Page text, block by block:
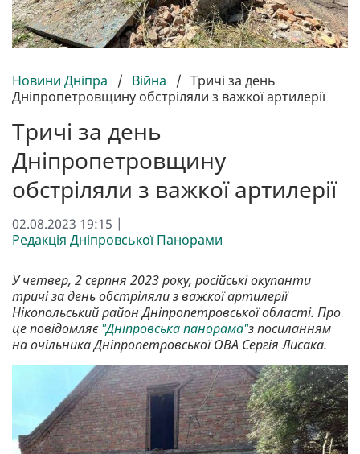
Новини Дніпра / Війна / Тричі за день
Дніпропетровщину обстріляли з важкої артилерії
Тричі за день
Дніпропетровщину
обстріляли з важкої артилерії
02.08.2023 19:15 |
Редакція Дніпровської Панорами
У четвер, 2 серпня 2023 року, російські окупанти
тричі за день обстріляли з важкої артилерії
Нікопольський район Дніпропетровської області. Про
це повідомляє"Дніпровська панорама"з посиланням
на очільника Дніпропетровської ОВА Сергія Лисака.